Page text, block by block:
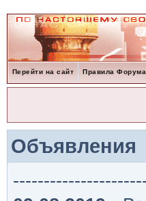
Перейти на сайт Правила Форума
Объявления